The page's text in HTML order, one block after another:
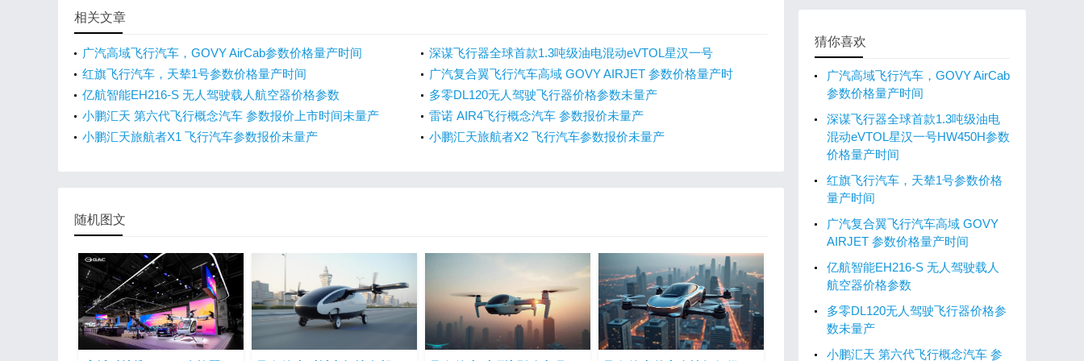
相关文章
广汽高域飞行汽车，GOVY AirCab参数价格量产时间
深谋飞行器全球首款1.3吨级油电混动eVTOL星汉一号
HW450H参数价格量产时间
红旗飞行汽车，天辇1号参数价格量产时间
广汽复合翼飞行汽车高域 GOVY AIRJET 参数价格量产时
间
亿航智能EH216-S 无人驾驶载人航空器价格参数
多零DL120无人驾驶飞行器价格参数未量产
小鹏汇天 第六代飞行概念汽车 参数报价上市时间未量产
雷诺 AIR4飞行概念汽车 参数报价未量产
小鹏汇天旅航者X1 飞行汽车参数报价未量产
小鹏汇天旅航者X2 飞行汽车参数报价未量产
随机图文
猜你喜欢
广汽高域飞行汽车，GOVY AirCab
参数价格量产时间
深谋飞行器全球首款1.3吨级油电
混动eVTOL星汉一号HW450H参数
价格量产时间
红旗飞行汽车，天辇1号参数价格
量产时间
广汽复合翼飞行汽车高域 GOVY
AIRJET 参数价格量产时间
亿航智能EH216-S 无人驾驶载人
航空器价格参数
多零DL120无人驾驶飞行器价格参
数未量产
小鹏汇天 第六代飞行概念汽车 参